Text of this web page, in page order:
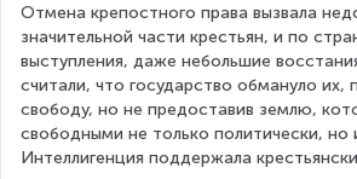
Отмена крепостного права вызвала
значительной части крестьян, и по
выступления, даже небольшие
считали, что государство обмануло их,
свободу, но не предоставив землю,
свободными не только политически, но
Интеллигенция поддержала